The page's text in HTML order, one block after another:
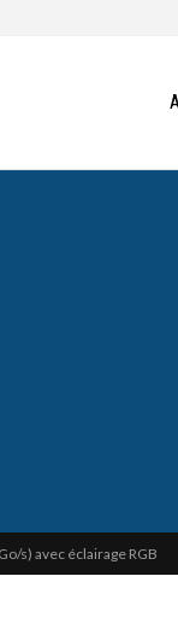
s) avec éclairage RGB